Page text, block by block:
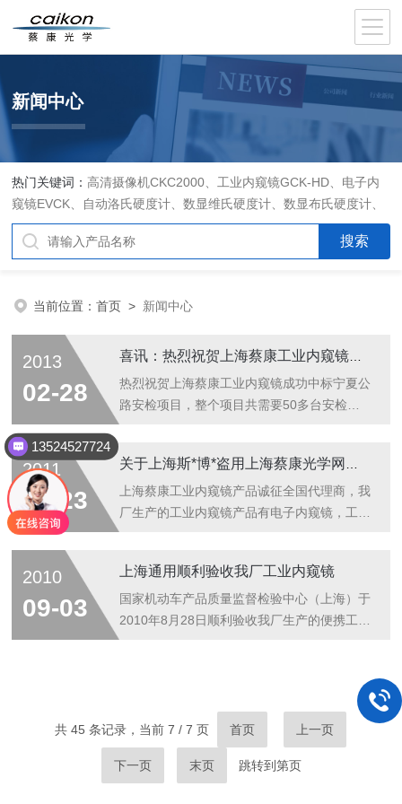
新闻中心
热门关键词： 高清摄像机CKC2000、工业内窥镜GCK-HD、电子内
窥镜EVCK、自动洛氏硬度计、数显维氏硬度计、数显布氏硬度计、
数显维氏硬度计、液晶自动淬火试验机CK-IV-2、倒置金相显微镜
DMM-480C、透反射偏光显微镜XPF-550C、倒置生物显微镜XDS-
1、自动金相磨抛机YMPZ-2、金相磨平机MPJ-25
当前位置：首页 > 新闻中心
2013
02-28
热烈祝贺上海蔡康工业内窥镜成功中标宁夏公
路安检项目，整个项目共需要50多台安检内
镜，检查内窥镜，我厂产品广泛应用于公路，
铁路，水路，航空等安检项目。欢迎广大汽
运，航空和铁路运输集团选购我厂安检内窥
2011
03-23
上海蔡康工业内窥镜产品诚征全国代理商，我
厂生产的工业内窥镜产品有电子内窥镜，工业
我厂内窥镜产品广泛应用于汽车发动机检修，
航空部件检测，地震生命探测，钢管检测，高
架桥梁检测，内燃机检测等；具体代理政
2010
09-03
上海通用顺利验收我厂工业内窥镜
国家机动车产品质量监督检验中心（上海）于
2010年8月28日顺利验收我厂生产的便携工业
产品质量监督检验中心（上海）也就是上海机
动车检测中心（上海通用项目组），该中心以
前使用的是进口工业内窥镜，价格非常昂贵，
同时只能目视，不能使用视频观察，使用极为
不便，后采用我厂的 4mm口径探头，2.5寸液
共 45 条记录，当前 7 / 7 页 首页 上一页
下一页 末页 跳转到第页
13524527724